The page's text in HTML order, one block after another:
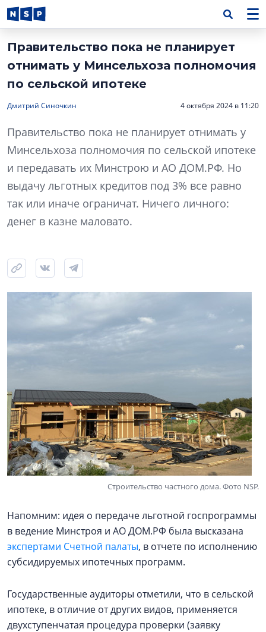
Правительство пока не планирует
отнимать у Минсельхоза полномочия
по сельской ипотеке
Дмитрий Синочкин 4 октября 2024 в 11:20
Правительство пока не планирует отнимать у
Минсельхоза полномочия по сельской ипотеке
и передавать их Минстрою и АО ДОМ.РФ. Но
выдачу льготных кредитов под 3% все равно
так или иначе ограничат. Ничего личного:
денег в казне маловато.
Строительство частного дома. Фото NSP.
Напомним: идея о передаче льготной госпрограммы
в ведение Минстроя и АО ДОМ.РФ была высказана
экспертами Счетной палаты, в отчете по исполнению
субсидируемых ипотечных программ.
Государственные аудиторы отметили, что в сельской
ипотеке, в отличие от других видов, применяется
двухступенчатая процедура проверки (заявку